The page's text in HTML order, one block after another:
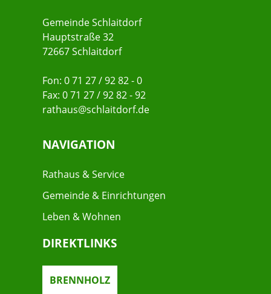
Gemeinde Schlaitdorf
Hauptstraße 32
72667 Schlaitdorf
Fon: 0 71 27 / 92 82 - 0
Fax: 0 71 27 / 92 82 - 92
rathaus@schlaitdorf.de
NAVIGATION
Rathaus & Service
Gemeinde & Einrichtungen
Leben & Wohnen
DIREKTLINKS
BRENNHOLZ